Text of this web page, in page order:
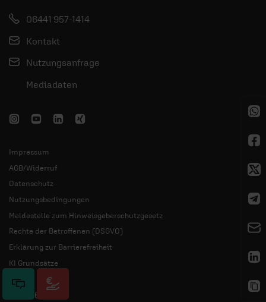
06441 957-1414
Kontakt
Nutzungsanfrage
Mediadaten
Impressum
AGB/Widerruf
Datenschutz
Nutzungsbedingungen
Meldestelle zum Hinweisgeberschutzgesetz
Rechte der Betroffenen (DSGVO)
Erklärung zur Barrierefreiheit
KI Grundsätze
© 2026 ERF